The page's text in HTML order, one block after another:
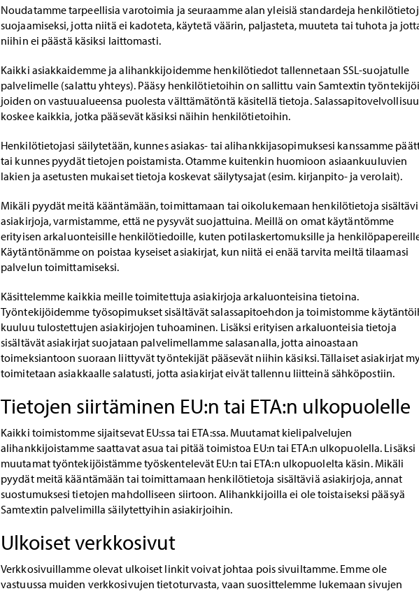
Noudatamme tarpeellisia varotoimia ja seuraamme alan yleisiä standardeja
suojaamiseksi, jotta niitä ei kadoteta, käytetä väärin, paljasteta, muuteta tai tuhota ja
niihin ei päästä käsiksi laittomasti.
Kaikki asiakkaidemme ja alihankkijoidemme henkilötiedot tallennetaan SSL-suojatulle
palvelimelle (salattu yhteys). Pääsy henkilötietoihin on sallittu vain Samtextin
joiden on vastuualueensa puolesta välttämätöntä käsitellä tietoja.
koskee kaikkia, jotka pääsevät käsiksi näihin henkilötietoihin.
Henkilötietojasi säilytetään, kunnes asiakas- tai alihankkijasopimuksesi kanssamme
tai kunnes pyydät tietojen poistamista. Otamme kuitenkin huomioon asiaankuuluvien
lakien ja asetusten mukaiset tietoja koskevat säilytysajat (esim. kirjanpito- ja verolait).
Mikäli pyydät meitä kääntämään, toimittamaan tai oikolukemaan henkilötietoja
asiakirjoja, varmistamme, että ne pysyvät suojattuina. Meillä on omat käytäntömme
erityisen arkaluonteisille henkilötiedoille, kuten potilaskertomuksille ja
Käytäntönämme on poistaa kyseiset asiakirjat, kun niitä ei enää tarvita meiltä tilaamasi
palvelun toimittamiseksi.
Käsittelemme kaikkia meille toimitettuja asiakirjoja arkaluonteisina tietoina.
Työntekijöidemme työsopimukset sisältävät salassapitoehdon ja toimistomme
kuuluu tulostettujen asiakirjojen tuhoaminen. Lisäksi erityisen arkaluonteisia tietoja
sisältävät asiakirjat suojataan palvelimellamme salasanalla, jotta ainoastaan
toimeksiantoon suoraan liittyvät työntekijät pääsevät niihin käsiksi. Tällaiset asiakirjat
toimitetaan asiakkaalle salatusti, jotta asiakirjat eivät tallennu liitteinä sähköpostiin.
Tietojen siirtäminen EU:n tai ETA:n ulkopuolelle
Kaikki toimistomme sijaitsevat EU:ssa tai ETA:ssa. Muutamat kielipalvelujen
alihankkijoistamme saattavat asua tai pitää toimistoa EU:n tai ETA:n ulkopuolella. Lisäksi
muutamat työntekijöistämme työskentelevät EU:n tai ETA:n ulkopuolelta käsin. Mikäli
pyydät meitä kääntämään tai toimittamaan henkilötietoja sisältäviä asiakirjoja, annat
suostumuksesi tietojen mahdolliseen siirtoon. Alihankkijoilla ei ole toistaiseksi pääsyä
Samtextin palvelimilla säilytettyihin asiakirjoihin.
Ulkoiset verkkosivut
Verkkosivuillamme olevat ulkoiset linkit voivat johtaa pois sivuiltamme. Emme ole
vastuussa muiden verkkosivujen tietoturvasta, vaan suosittelemme lukemaan sivujen